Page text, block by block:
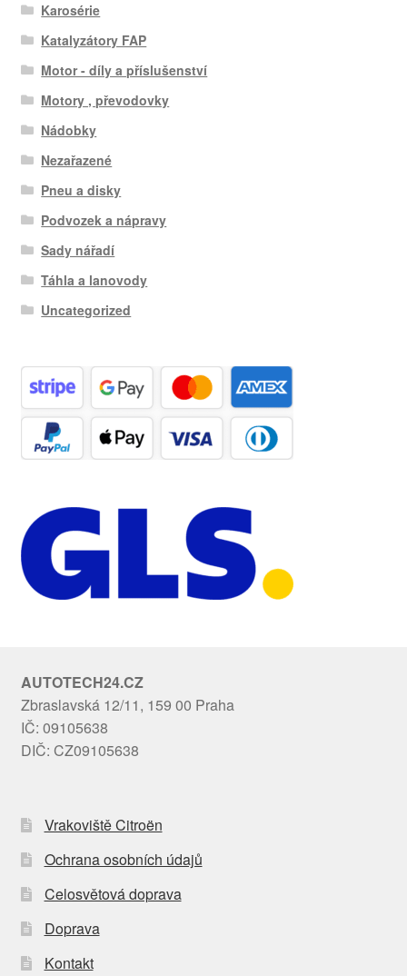
Karosérie
Katalyzátory FAP
Motor - díly a příslušenství
Motory , převodovky
Nádobky
Nezařazené
Pneu a disky
Podvozek a nápravy
Sady nářadí
Táhla a lanovody
Uncategorized
AUTOTECH24.CZ
Zbraslavská 12/11, 159 00 Praha
IČ: 09105638
DIČ: CZ09105638
Vrakoviště Citroën
Ochrana osobních údajů
Celosvětová doprava
Doprava
Kontakt